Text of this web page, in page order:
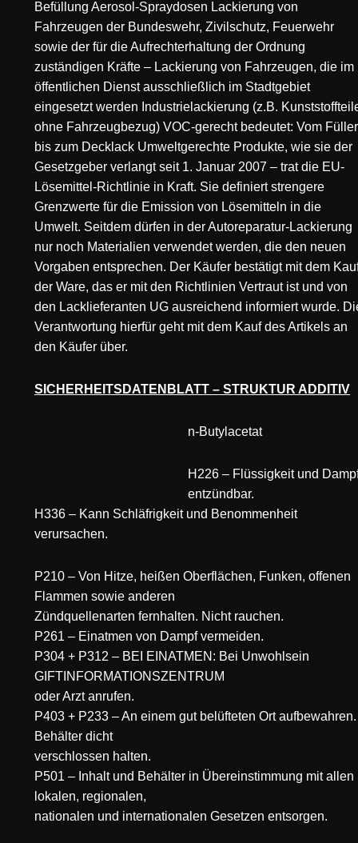
Befüllung Aerosol-Spraydosen Lackierung von
Fahrzeugen der Bundeswehr, Zivilschutz, Feuerwehr
sowie der für die Aufrechterhaltung der Ordnung
zuständigen Kräfte – Lackierung von Fahrzeugen, die im
öffentlichen Dienst ausschließlich im Stadtgebiet
eingesetzt werden Industrielackierung (z.B.
ohne Fahrzeugbezug) VOC-gerecht bedeutet: Vom Füller
bis zum Decklack Umweltgerechte Produkte, wie sie der
Gesetzgeber verlangt seit 1. Januar 2007 – trat die EU-
Lösemittel-Richtlinie in Kraft. Sie definiert strengere
Grenzwerte für die Emission von Lösemitteln in die
Umwelt. Seitdem dürfen in der Autoreparatur-Lackierung
nur noch Materialien verwendet werden, die den neuen
Vorgaben entsprechen. Der Käufer bestätigt mit dem
der Ware, das er mit den Richtlinien Vertraut ist und von
den Lacklieferanten UG ausreichend informiert wurde.
Verantwortung hierfür geht mit dem Kauf des Artikels an
den Käufer über.
SICHERHEITSDATENBLATT – STRUKTUR ADDITIV
n-Butylacetat
H226 – Flüssigkeit und
entzündbar.
H336 – Kann Schläfrigkeit und Benommenheit
verursachen.
P210 – Von Hitze, heißen Oberflächen, Funken, offenen
Flammen sowie anderen
Zündquellenarten fernhalten. Nicht rauchen.
P261 – Einatmen von Dampf vermeiden.
P304 + P312 – BEI EINATMEN: Bei Unwohlsein
GIFTINFORMATIONSZENTRUM
oder Arzt anrufen.
P403 + P233 – An einem gut belüfteten Ort aufbewahren.
Behälter dicht
verschlossen halten.
P501 – Inhalt und Behälter in Übereinstimmung mit allen
lokalen, regionalen,
nationalen und internationalen Gesetzen entsorgen.